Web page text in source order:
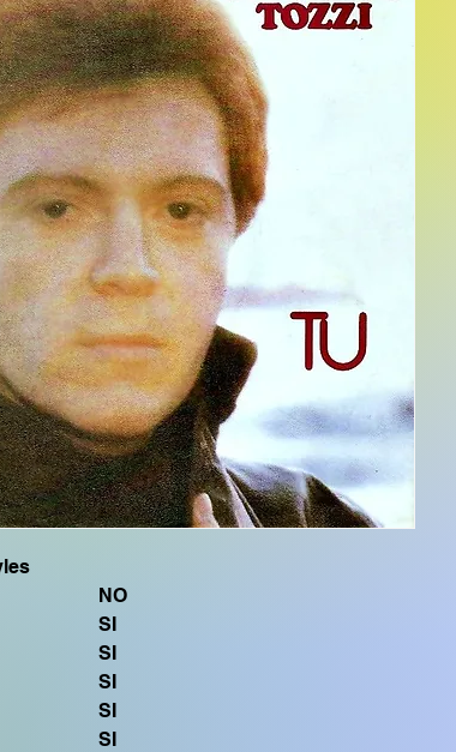
NO
SI
SI
SI
SI
SI